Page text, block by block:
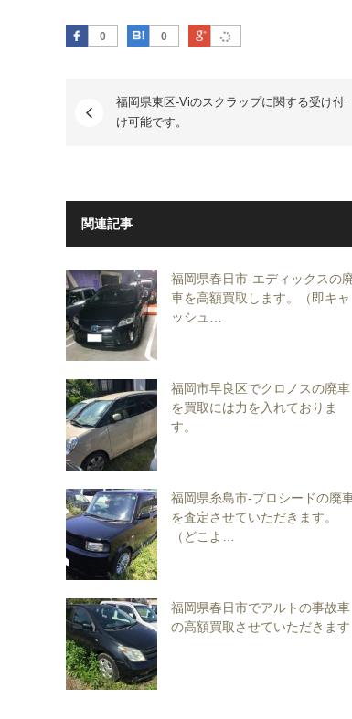
0
Facebook 0
はてなブックマーク
Google Plus
福岡県東区-Viのスクラップに関する受け付
け可能です。
関連記事
福岡県春日市-エディックスの
車を高額買取します。（即キャ
ッシュ…
福岡市早良区でクロノスの廃車
を買取には力を入れておりま
す。
福岡県糸島市-プロシードの廃
を査定させていただきます。
（どこよ…
福岡県春日市でアルトの事故車
の高額買取させていただきます